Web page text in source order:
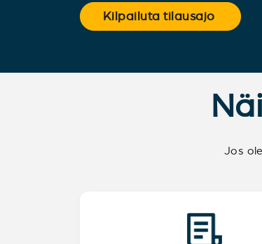
Kilpailuta tilausajo
Jos